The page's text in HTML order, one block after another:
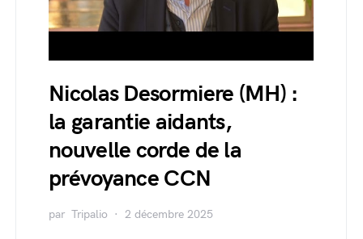
Nicolas Desormiere (MH) :
la garantie aidants,
nouvelle corde de la
prévoyance CCN
par Tripalio 2 décembre 2025